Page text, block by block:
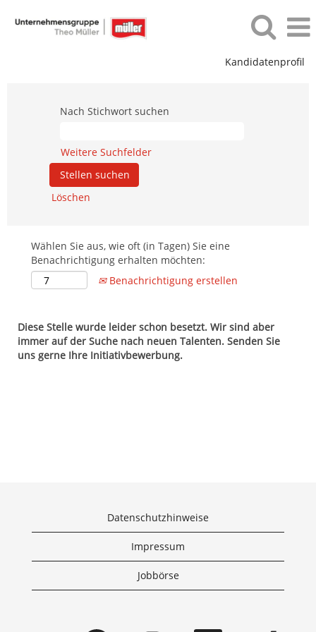
Kandidatenprofil
Nach Stichwort suchen
Weitere Suchfelder
Löschen
Wählen Sie aus, wie oft (in Tagen) Sie eine
Benachrichtigung erhalten möchten:
Benachrichtigung erstellen
Diese Stelle wurde leider schon besetzt. Wir sind aber
immer auf der Suche nach neuen Talenten. Senden Sie
uns gerne Ihre Initiativbewerbung.
Datenschutzhinweise
Impressum
Jobbörse